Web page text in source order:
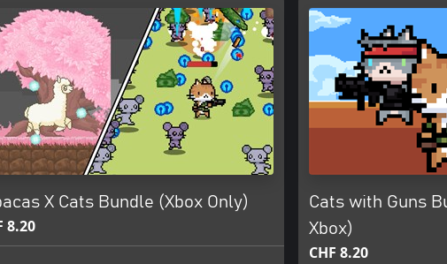
X Cats Bundle (Xbox Only)
8.20
Cats with Guns
Xbox)
CHF 8.20